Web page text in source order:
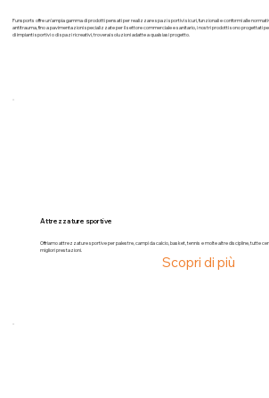
Funsports offre un'ampia gamma di prodotti pensati per realizzare spazi sportivi sicuri, funzionali e conformi alle
antitrauma, fino a pavimentazioni specializzate per il settore commerciale e sanitario, i nostri prodotti sono progettati
di impianti sportivi o di spazi ricreativi, troverai soluzioni adatte a qualsiasi progetto.
Attrezzature sportive
Offriamo attrezzature sportive per palestre, campi da calcio, basket, tennis e molte altre discipline, tutte
migliori prestazioni.
Scopri di più